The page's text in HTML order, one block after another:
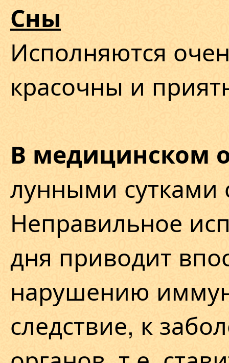
Сны
Исполняются
красочны и
В медицинском
лунными сутками
Неправильное
дня приводит
нарушению
следствие, к